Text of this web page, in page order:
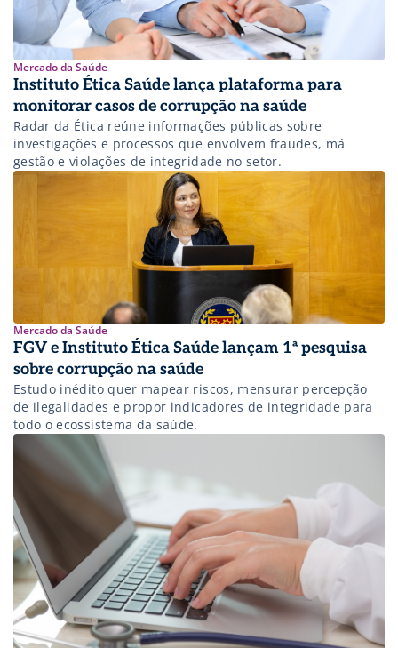
Mercado da Saúde
Instituto Ética Saúde lança plataforma para
monitorar casos de corrupção na saúde
Radar da Ética reúne informações públicas sobre
investigações e processos que envolvem fraudes, má
gestão e violações de integridade no setor.
Mercado da Saúde
FGV e Instituto Ética Saúde lançam 1ª pesquisa
sobre corrupção na saúde
Estudo inédito quer mapear riscos, mensurar percepção
de ilegalidades e propor indicadores de integridade para
todo o ecossistema da saúde.